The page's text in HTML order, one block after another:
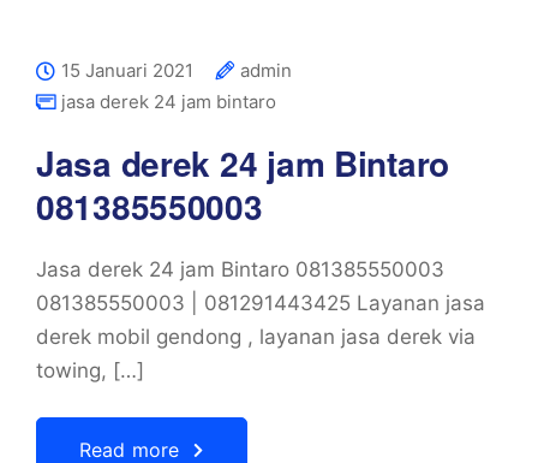
15 Januari 2021
admin
jasa derek 24 jam bintaro
Jasa derek 24 jam Bintaro
081385550003
Jasa derek 24 jam Bintaro 081385550003
081385550003 | 081291443425 Layanan jasa
derek mobil gendong , layanan jasa derek via
towing, […]
Read more